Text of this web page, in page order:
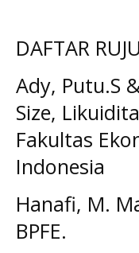
DAFTAR
Ady, Putu.S
Size,
Fakultas
Indonesia
Hanafi, M.
BPFE.